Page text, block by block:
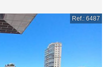
Ref.: 6487